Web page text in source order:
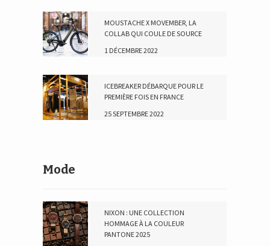
MOUSTACHE X MOVEMBER, LA
COLLAB QUI COULE DE SOURCE
1 DÉCEMBRE 2022
ICEBREAKER DÉBARQUE POUR LE
PREMIÈRE FOIS EN FRANCE
25 SEPTEMBRE 2022
Mode
NIXON : UNE COLLECTION
HOMMAGE À LA COULEUR
PANTONE 2025